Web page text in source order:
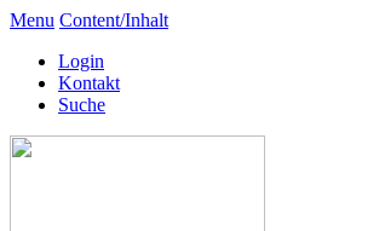
Menu Content/Inhalt
Login
Kontakt
Suche